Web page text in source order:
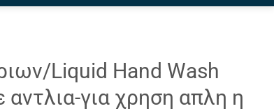
Liquid Hand Wash
για χρηση απλη η